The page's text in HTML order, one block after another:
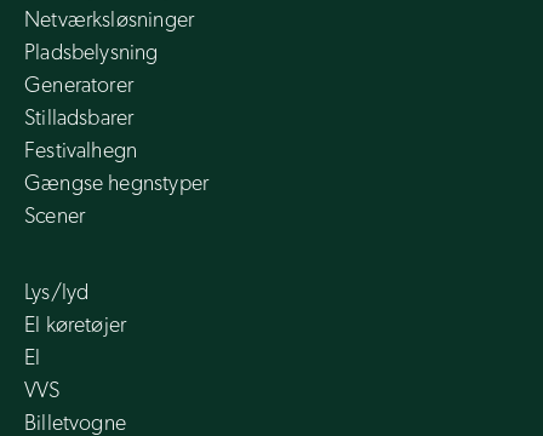
Netværksløsninger
Pladsbelysning
Generatorer
Stilladsbarer
Festivalhegn
Gængse hegnstyper
Scener
Lys/lyd
El køretøjer
El
VVS
Billetvogne